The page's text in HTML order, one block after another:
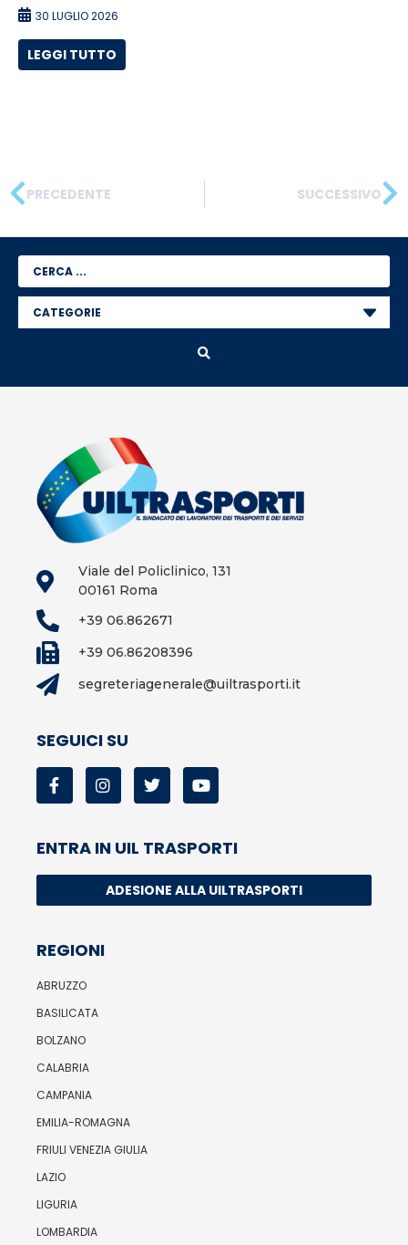
30 LUGLIO 2026
LEGGI TUTTO
PRECEDENTE SUCCESSIVO
Viale del Policlinico, 131
00161 Roma
+39 06.862671
+39 06.86208396
segreteriagenerale@uiltrasporti.it
SEGUICI SU
ENTRA IN UIL TRASPORTI
ADESIONE ALLA UILTRASPORTI
REGIONI
ABRUZZO
BASILICATA
BOLZANO
CALABRIA
CAMPANIA
EMILIA-ROMAGNA
FRIULI VENEZIA GIULIA
LAZIO
LIGURIA
LOMBARDIA